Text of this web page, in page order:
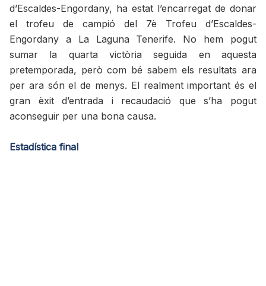
d’Escaldes-Engordany, ha estat l’encarregat de donar
el trofeu de campió del 7è Trofeu d’Escaldes-
Engordany a La Laguna Tenerife. No hem pogut
sumar la quarta victòria seguida en aquesta
pretemporada, però com bé sabem els resultats ara
per ara són el de menys. El realment important és el
gran èxit d’entrada i recaudació que s’ha pogut
aconseguir per una bona causa.
Estadística final